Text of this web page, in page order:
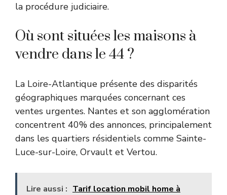
la procédure judiciaire.
Où sont situées les maisons à
vendre dans le 44 ?
La Loire-Atlantique présente des disparités
géographiques marquées concernant ces
ventes urgentes. Nantes et son agglomération
concentrent 40% des annonces, principalement
dans les quartiers résidentiels comme Sainte-
Luce-sur-Loire, Orvault et Vertou.
Lire aussi : Tarif location mobil home à